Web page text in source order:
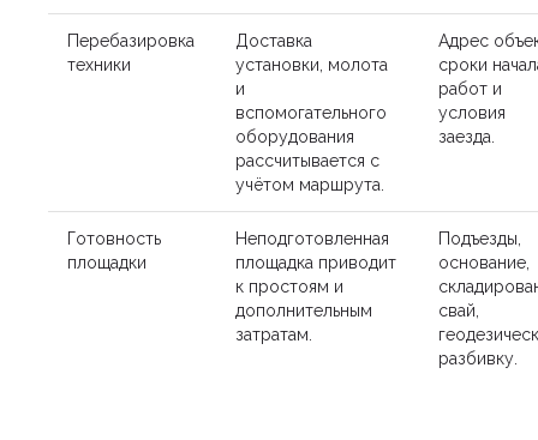
Перебазировка
техники
Доставка
установки, молота
и
вспомогательного
оборудования
рассчитывается с
учётом маршрута.
Адрес
сроки
работ и
условия
заезда.
Готовность
площадки
Неподготовленная
площадка приводит
к простоям и
дополнительным
затратам.
Подъезды,
основание,
свай,
разбивку.